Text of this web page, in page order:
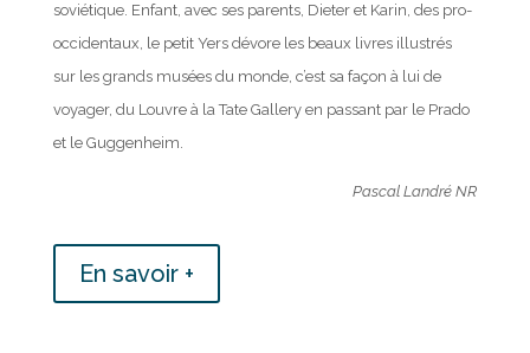
soviétique. Enfant, avec ses parents, Dieter et Karin, des pro-
occidentaux, le petit Yers dévore les beaux livres illustrés
sur les grands musées du monde, c’est sa façon à lui de
voyager, du Louvre à la Tate Gallery en passant par le Prado
et le Guggenheim.
Pascal Landré NR
En savoir +